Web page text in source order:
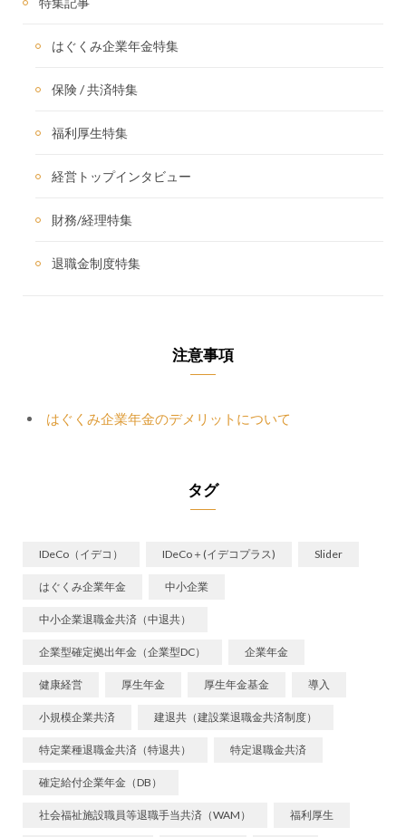
はぐくみ企業年金特集
保険 / 共済特集
福利厚生特集
経営トップインタビュー
財務/経理特集
退職金制度特集
注意事項
はぐくみ企業年金のデメリットについて
タグ
IDeCo（イデコ） IDeCo＋(イデコプラス) Slider
はぐくみ企業年金 中小企業
中小企業退職金共済（中退共）
企業型確定拠出年金（企業型DC） 企業年金
健康経営 厚生年金 厚生年金基金 導入
小規模企業共済 建退共（建設業退職金共済制度）
特定業種退職金共済（特退共） 特定退職金共済
確定給付企業年金（DB）
社会福祉施設職員等退職手当共済（WAM） 福利厚生